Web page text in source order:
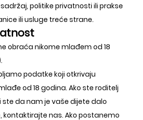
politike privatnosti ili prakse
ili usluge treće strane.
obraća nikome mlađem od 18
podatke koji otkrivaju
od 18 godina. Ako ste roditelj
ste da nam je vaše dijete dalo
kontaktirajte nas. Ako postanemo